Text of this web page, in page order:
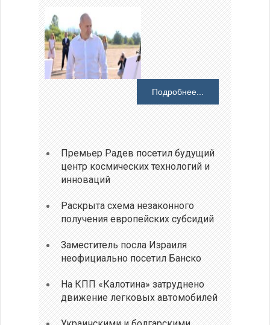
Подробнее...
Премьер Радев посетил будущий
центр космических технологий и
инноваций
Раскрыта схема незаконного
получения европейских субсидий
Заместитель посла Израиля
неофициально посетил Банско
На КПП «Калотина» затруднено
движение легковых автомобилей